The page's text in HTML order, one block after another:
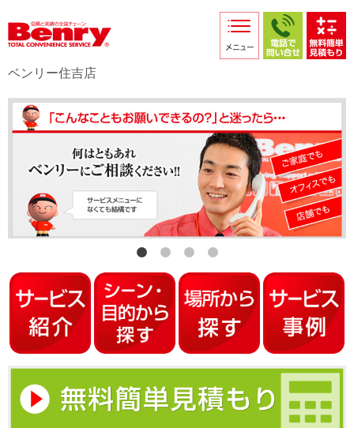
採用情報
店舗からのお知らせ
店舗日記
スタッフ紹介
プライバシーポリシー
本部スマホサイト
ベンリー住吉店